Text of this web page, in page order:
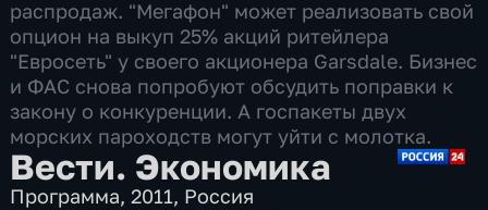
распродаж. "Мегафон" может реализовать свой
опцион на выкуп 25% акций ритейлера
"Евросеть" у своего акционера Garsdale. Бизнес
и ФАС снова попробуют обсудить поправки к
закону о конкуренции. А госпакеты двух
морских пароходств могут уйти с молотка.
Вести. Экономика
Программа,2011, Россия